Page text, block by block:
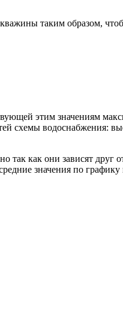
таким образом,
этим значениям
схемы водоснабжения:
так как они зависят друг
значения по графику